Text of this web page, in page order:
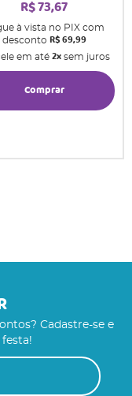
R$ 73,67
à vista no PIX com
desconto R$ 69,99
em até 2xsem juros
Comprar
Cadastre-se e